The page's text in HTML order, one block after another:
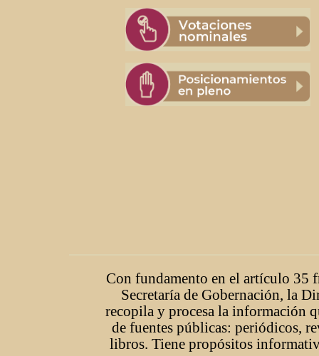
Con fundamento en el artículo 35
Secretaría de Gobernación, la
recopila y procesa la información
de fuentes públicas: periódicos,
libros. Tiene propósitos